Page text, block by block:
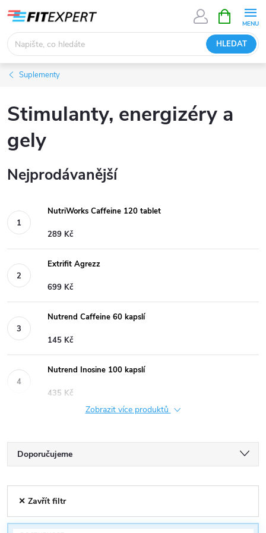
obsah
HLEDAT
NÁKUPNÍ
KOŠÍK
Suplementy
Stimulanty, energizéry a
gely
Nejprodávanější
NutriWorks Caffeine 120 tablet
289 Kč
Extrifit Agrezz
699 Kč
Nutrend Caffeine 60 kapslí
145 Kč
Nutrend Inosine 100 kapslí
435 Kč
Zobrazit více produktů
Ř
a
z
Doporučujeme
Nejdražší
Nejprodávanější
V
✕ Zavřít filtr